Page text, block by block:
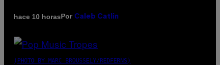
hace 10 horasPor Caleb Catlin
(PHOTO BY MARC BROUSSELY/REDFERNS)